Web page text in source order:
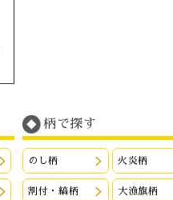
柄で探す
のし柄 火炎柄
割付・縞柄 大漁旗柄